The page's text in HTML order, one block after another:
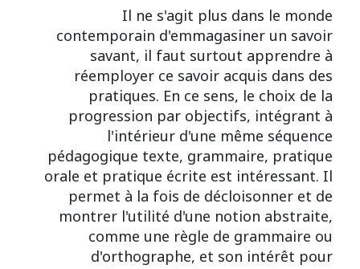
Il ne s'agit plus dans le monde
contemporain d'emmagasiner un savoir
savant, il faut surtout apprendre à
réemployer ce savoir acquis dans des
pratiques. En ce sens, le choix de la
progression par objectifs, intégrant à
l'intérieur d'une même séquence
pédagogique texte, grammaire, pratique
orale et pratique écrite est intéressant. Il
permet à la fois de décloisonner et de
montrer l'utilité d'une notion abstraite,
comme une règle de grammaire ou
d'orthographe, et son intérêt pour